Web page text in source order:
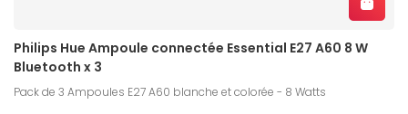
Philips Hue Ampoule connectée Essential E27 A60 8 W
Bluetooth x 3
Pack de 3 Ampoules E27 A60 blanche et colorée - 8 Watts